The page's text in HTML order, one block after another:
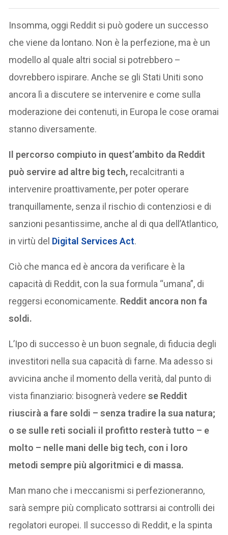
Insomma, oggi Reddit si può godere un successo
che viene da lontano. Non è la perfezione, ma è un
modello al quale altri social si potrebbero –
dovrebbero ispirare. Anche se gli Stati Uniti sono
ancora lì a discutere se intervenire e come sulla
moderazione dei contenuti, in Europa le cose oramai
stanno diversamente.
Il percorso compiuto in quest’ambito da Reddit
può servire ad altre big tech, recalcitranti a
intervenire proattivamente, per poter operare
tranquillamente, senza il rischio di contenziosi e di
sanzioni pesantissime, anche al di qua dell’Atlantico,
in virtù del Digital Services Act.
Ciò che manca ed è ancora da verificare è la
capacità di Reddit, con la sua formula “umana”, di
reggersi economicamente. Reddit ancora non fa
soldi.
L’Ipo di successo è un buon segnale, di fiducia degli
investitori nella sua capacità di farne. Ma adesso si
avvicina anche il momento della verità, dal punto di
vista finanziario: bisognerà vedere se Reddit
riuscirà a fare soldi – senza tradire la sua natura;
o se sulle reti sociali il profitto resterà tutto – e
molto – nelle mani delle big tech, con i loro
metodi sempre più algoritmici e di massa.
Man mano che i meccanismi si perfezioneranno,
sarà sempre più complicato sottrarsi ai controlli dei
regolatori europei. Il successo di Reddit, e la spinta